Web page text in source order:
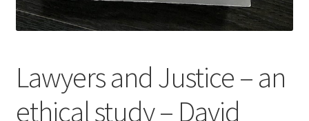
Lawyers and Justice – an
ethical study – David